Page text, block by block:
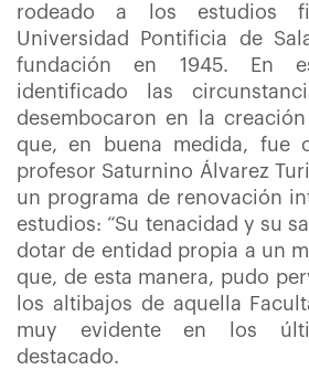
rodeado a los estudios
Universidad Pontificia de
fundación en 1945. En
identificado las
desembocaron en la
que, en buena medida, fue
profesor Saturnino Álvarez
un programa de renovación
estudios: “Su tenacidad y su
dotar de entidad propia a un
que, de esta manera, pudo
los altibajos de aquella
muy evidente en los
destacado.